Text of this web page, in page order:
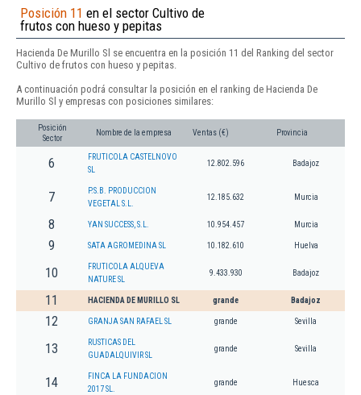
Posición 11 en el sector Cultivo de
frutos con hueso y pepitas
Hacienda De Murillo Sl se encuentra en la posición 11 del Ranking del sector
Cultivo de frutos con hueso y pepitas.
A continuación podrá consultar la posición en el ranking de Hacienda De
Murillo Sl y empresas con posiciones similares:
Posición
Sector
Nombre de la empresa Ventas (€) Provincia
6
FRUTICOLA CASTELNOVO
SL
12.802.596 Badajoz
7
P.S.B. PRODUCCION
VEGETAL S.L.
12.185.632 Murcia
8 YAN SUCCESS, S.L. 10.954.457 Murcia
9 SATA AGROMEDINA SL 10.182.610 Huelva
10
FRUTICOLA ALQUEVA
NATURE SL
9.433.930 Badajoz
11 HACIENDA DE MURILLO SL grande Badajoz
12 GRANJA SAN RAFAEL SL grande Sevilla
13
RUSTICAS DEL
GUADALQUIVIR SL
grande Sevilla
14
FINCA LA FUNDACION
2017 SL.
grande Huesca